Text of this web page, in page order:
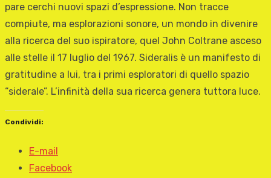
pare cerchi nuovi spazi d’espressione. Non tracce
compiute, ma esplorazioni sonore, un mondo in divenire
alla ricerca del suo ispiratore, quel John Coltrane asceso
alle stelle il 17 luglio del 1967. Sideralis è un manifesto di
gratitudine a lui, tra i primi esploratori di quello spazio
“siderale”. L’infinità della sua ricerca genera tuttora luce.
Condividi:
E-mail
Facebook